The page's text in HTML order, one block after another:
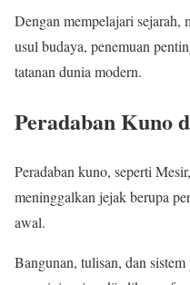
Dengan mempelajari sejarah,
usul budaya, penemuan
tatanan dunia modern.
Peradaban Kuno
Peradaban kuno, seperti
meninggalkan jejak berupa
awal.
Bangunan, tulisan, dan